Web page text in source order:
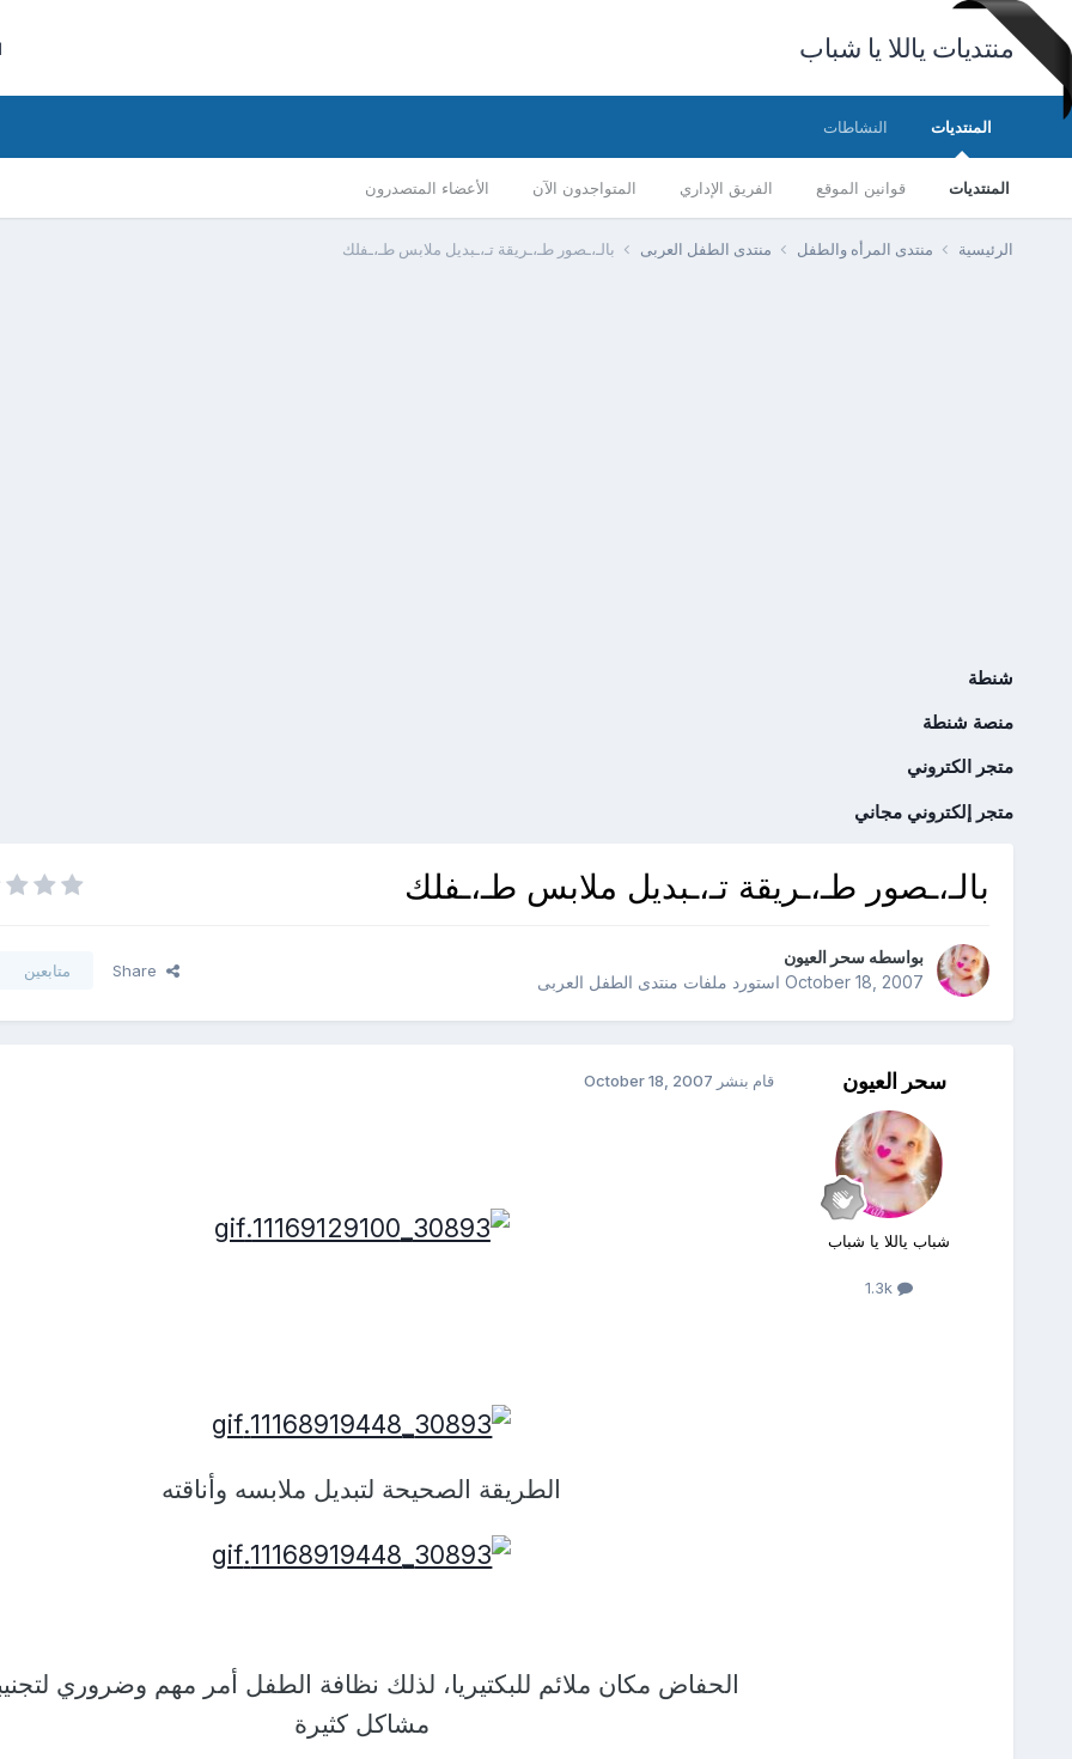
منتديات ياللا يا شباب
المنتديات
المنتديات قوانين الموقع الفريق الإداري المتواجدون الآن الأعضاء المتصدرون
النشاطات
الرئيسية منتدى المرأه والطفل منتدى الطفل العربى بالـ،ـصور طـ،ـريقة تـ،ـبديل ملابس طـ،ـفلك
شنطة
منصة شنطة
متجر الكتروني
متجر إلكتروني مجاني
بالـ،ـصور طـ،ـريقة تـ،ـبديل ملابس طـ،ـفلك
بواسطه سحر العيون
October 18, 2007استورد ملفات منتدى الطفل العربى
Share متابعين
سحر العيون
شباب ياللا يا شباب
1.3k
قام بنشر October 18, 2007
الطريقة الصحيحة لتبديل ملابسه وأناقته
الحفاض مكان ملائم للبكتيريا، لذلك نظافة الطفل أمر مهم وضروري
مشاكل كثيرة